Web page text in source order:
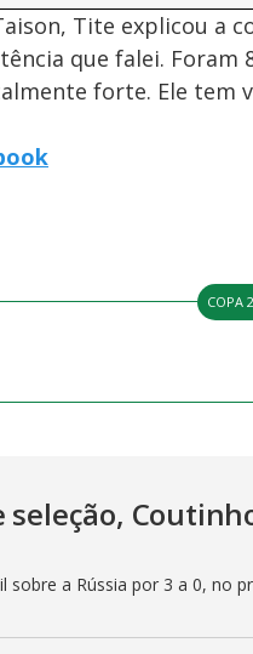
Tite explicou a
que falei. Foram
forte. Ele
COPA
seleção,
a Rússia por 3 a 0, no